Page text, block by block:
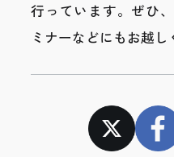
行っています。 ぜひ
ミナーなどにもお越し